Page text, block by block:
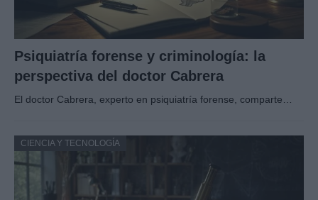
Psiquiatría forense y criminología: la
perspectiva del doctor Cabrera
El doctor Cabrera, experto en psiquiatría forense, comparte…
CIENCIA Y TECNOLOGÍA